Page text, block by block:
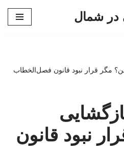
در شمال
مگر قرار نبود قانون فصل‌الخطاب
نبود قانون